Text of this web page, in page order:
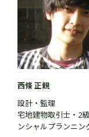
西條 正親
設計・監理
宅地建物取引士・2
ンシャルプランニ